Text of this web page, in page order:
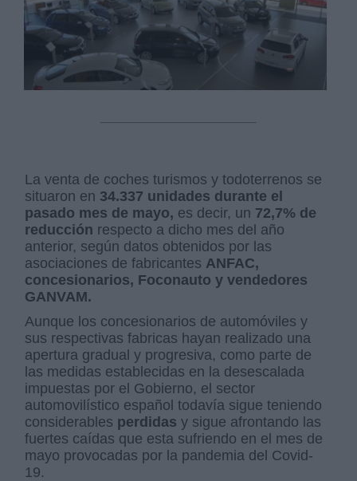
La venta de coches turismos y todoterrenos se
situaron en 34.337 unidades durante el
pasado mes de mayo, es decir, un 72,7% de
reducción respecto a dicho mes del año
anterior, según datos obtenidos por las
asociaciones de fabricantes ANFAC,
concesionarios, Foconauto y vendedores
GANVAM.
Aunque los concesionarios de automóviles y
sus respectivas fabricas hayan realizado una
apertura gradual y progresiva, como parte de
las medidas establecidas en la desescalada
impuestas por el Gobierno, el sector
automovilístico español todavía sigue teniendo
considerables perdidas y sigue afrontando las
fuertes caídas que esta sufriendo en el mes de
mayo provocadas por la pandemia del Covid-
19.
link
Información adicional
link